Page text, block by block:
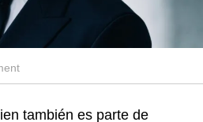
también es parte de